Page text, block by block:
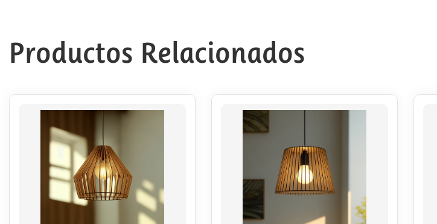
Productos Relacionados